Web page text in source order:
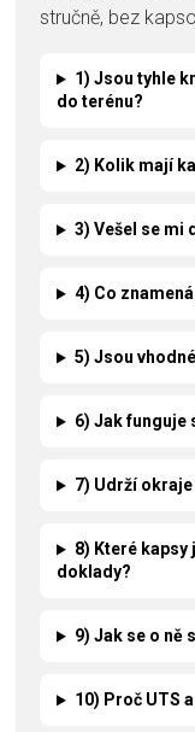
stručně, bez
1) Jsou tyhle
do terénu?
2) Kolik mají
3) Vešel se mi
4) Co
5) Jsou
6) Jak funguje
7) Udrží
8) Které kapsy
doklady?
9) Jak se o ně
10) Proč UTS